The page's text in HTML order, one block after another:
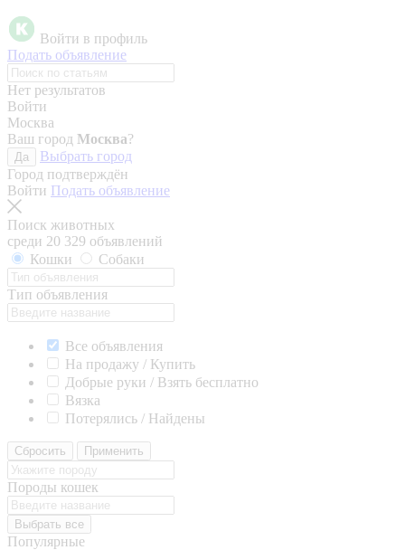
Войти в профиль
Подать объявление
Нет результатов
Войти
Москва
Ваш город Москва?
Да
Выбрать город
Город подтверждён
Войти Подать объявление
Поиск животных
среди 20 329 объявлений
Кошки
Собаки
Тип объявления
Все объявления
На продажу / Купить
Добрые руки / Взять бесплатно
Вязка
Потерялись / Найдены
Сбросить Применить
Породы кошек
Выбрать все
Популярные